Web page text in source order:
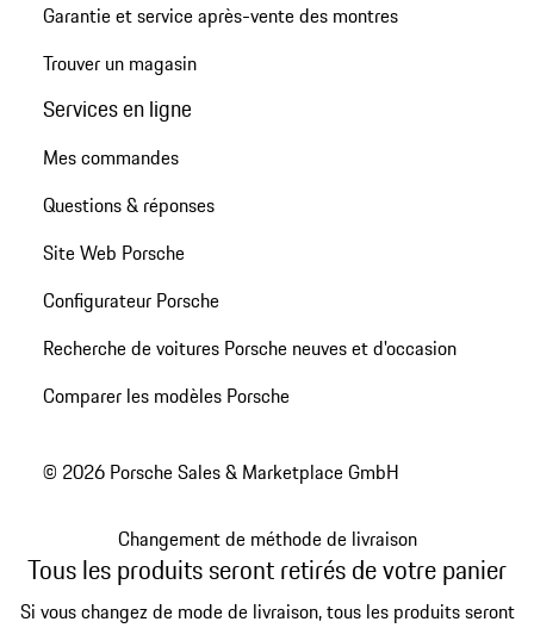
Garantie et service après-vente des montres
Trouver un magasin
Services en ligne
Mes commandes
Questions & réponses
Site Web Porsche
Configurateur Porsche
Recherche de voitures Porsche neuves et d'occasion
Comparer les modèles Porsche
© 2026 Porsche Sales & Marketplace GmbH
Changement de méthode de livraison
Tous les produits seront retirés de votre panier
Si vous changez de mode de livraison, tous les produits seront